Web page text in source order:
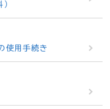
使用手続き